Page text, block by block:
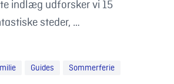
indlæg udforsker vi 15
steder, …
Guides Sommerferie